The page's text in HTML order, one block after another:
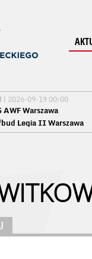
| 2026-09-19 00:00
AWF Warszawa
Legia II Warszawa